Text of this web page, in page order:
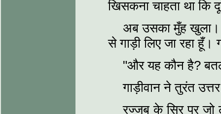
खिसकना चाहता था
अब उसका मुँह खुला।
से गाड़ी लिए जा रहा
"और यह कौन है?
गाड़ीवान ने तुरंत
रज्जब के सिर पर जो